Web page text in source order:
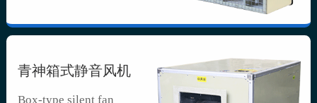
青神箱式静音风机
Box-type silent fan